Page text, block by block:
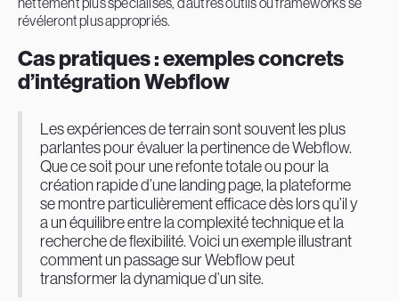
révéleront plus appropriés.
Cas pratiques : exemples concrets
d’intégration Webflow
Les expériences de terrain sont souvent les plus
parlantes pour évaluer la pertinence de Webflow.
Que ce soit pour une refonte totale ou pour la
création rapide d’une landing page, la plateforme
se montre particulièrement efficace dès lors qu’il y
a un équilibre entre la complexité technique et la
recherche de flexibilité. Voici un exemple illustrant
comment un passage sur Webflow peut
transformer la dynamique d’un site.